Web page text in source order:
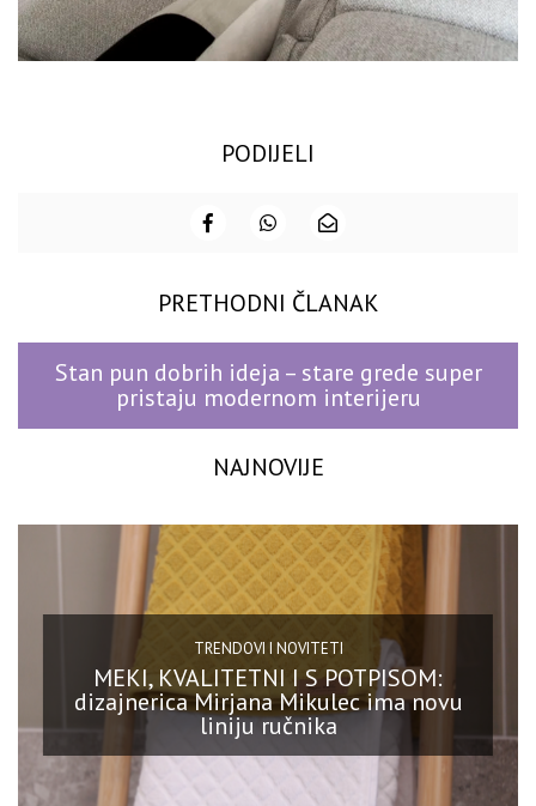
PODIJELI
PRETHODNI ČLANAK
Stan pun dobrih ideja – stare grede super
pristaju modernom interijeru
NAJNOVIJE
TRENDOVI I NOVITETI
MEKI, KVALITETNI I S POTPISOM:
dizajnerica Mirjana Mikulec ima novu
liniju ručnika